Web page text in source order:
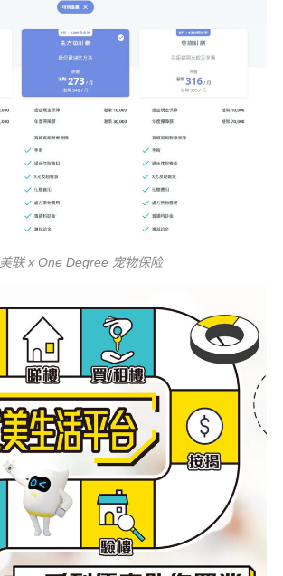
美联 x One Degree 宠物保险